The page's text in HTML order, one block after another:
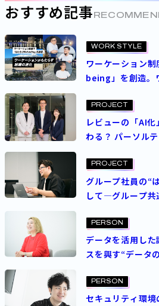
おすすめ記事
WORK STYLE
ワーケーション
being」を創造。
PROJECT
レビューの「AI
わる？ パーソル
PROJECT
グループ社員の“
して―グループ共
PERSON
データを活用し
スを興す“データ
PERSON
セキュリティ環